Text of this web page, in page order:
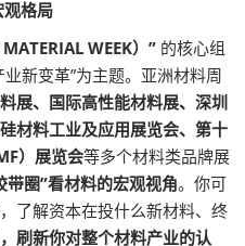
观格局
WEEK）” 的核心组
新变革”为主题。亚洲材料周
展、国际高性能材料展、深圳
材料工业及应用展览会、第十
）展览会等多个材料类品牌展
带圈”看材料的宏观视角。你可
了解资本在投什么新材料、终
刷新你对整个材料产业的认